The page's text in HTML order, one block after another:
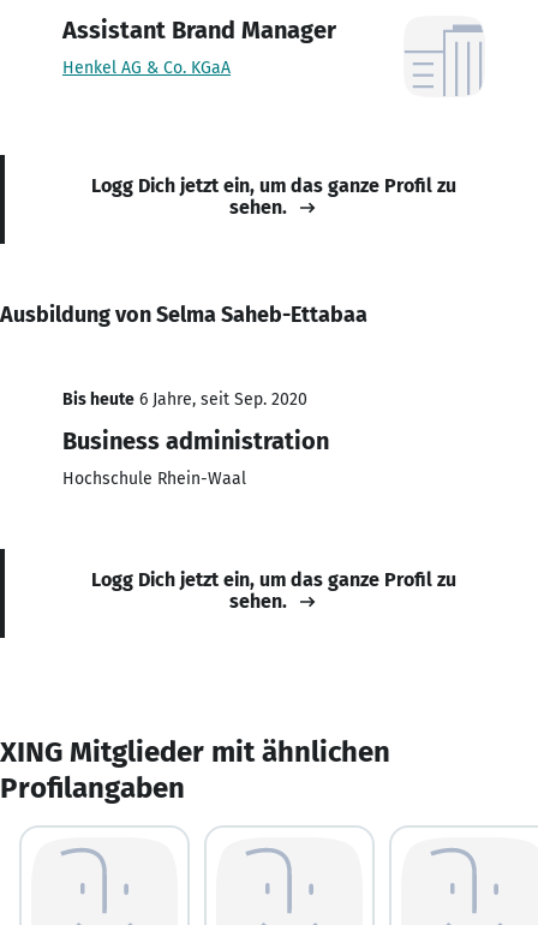
Assistant Brand Manager
Henkel AG & Co. KGaA
Logg Dich jetzt ein, um das ganze Profil zu
sehen.
Ausbildung von Selma Saheb-Ettabaa
Bis heute 6 Jahre, seit Sep. 2020
Business administration
Hochschule Rhein-Waal
Logg Dich jetzt ein, um das ganze Profil zu
sehen.
XING Mitglieder mit ähnlichen
Profilangaben